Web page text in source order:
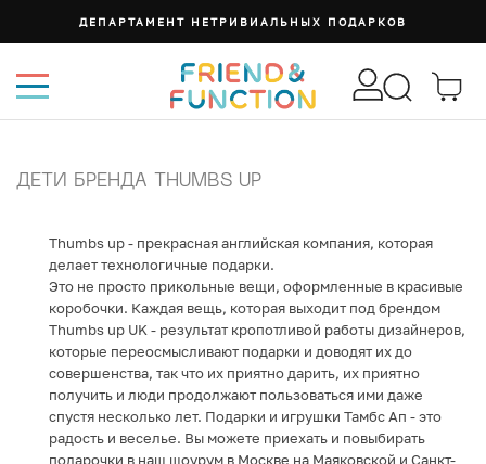
ДЕПАРТАМЕНТ НЕТРИВИАЛЬНЫХ ПОДАРКОВ
ДЕТИ БРЕНДА THUMBS UP
Thumbs up - прекрасная английская компания, которая
делает технологичные подарки.
Это не просто прикольные вещи, оформленные в красивые
коробочки. Каждая вещь, которая выходит под брендом
Thumbs up UK - результат кропотливой работы дизайнеров,
которые переосмысливают подарки и доводят их до
совершенства, так что их приятно дарить, их приятно
получить и люди продолжают пользоваться ими даже
спустя несколько лет. Подарки и игрушки Тамбс Ап - это
радость и веселье. Вы можете приехать и повыбирать
подарочки в наш шоурум в Москве на Маяковской и Санкт-